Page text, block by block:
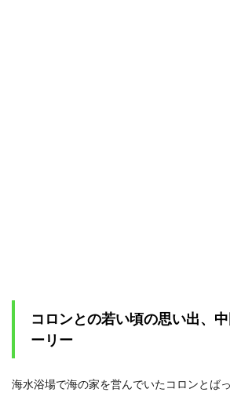
コロンとの若い頃の思い出、
ーリー
海水浴場で海の家を営んでいたコロンとば